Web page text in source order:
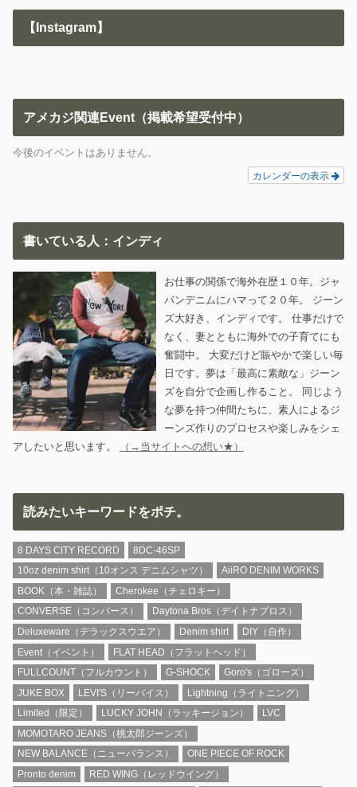
【Instagram】
アメカジ関連Event（掲載希望受付中）
今後のイベントはありません。
カレンダーの表示
書いている人：インディ
お仕事の関係で海外在歴１０年。ジャ
パンデニムにハマって２０年。 ジーン
ズ大好き、インディです。 仕事だけで
なく、妻とともに海外での子育てにも
奮闘中。 大変だけど賑やかで楽しい毎
日です。夢は「最高に素敵な」ジーン
ズを自分で企画し作ること。 同じよう
な夢を持つ仲間たちに、素人によるジ
ーンズ作りのプロセスや楽しみをシェ
アしたいと思います。
（→当サイトへの想い★）
読みたいキーワードをポチ。
8 DAYS CITY RECORD
8DC-46SP
10oz denim shirt（10オンス デニムシャツ）
AiiRO DENIM WORKS
BOOK（本・雑誌）
Cherokee（チェロキー）
CONVERSE（コンバース）
Daytona Bros（デイトナブロス）
Deluxeware（デラックスウエア）
Denim shirt
DIY（自作）
Event（イベント）
FLAT HEAD（フラットヘッド）
FULLCOUNT（フルカウント）
G-SHOCK
Goro's（ゴローズ）
JUKE BOX
LEVI'S（リーバイス）
Lightning（ライトニング）
Limited（限定）
LUCKY JOHN（ラッキージョン）
LVC
MOMOTARO JEANS（桃太郎ジーンズ）
NEW BALANCE（ニューバランス）
ONE PIECE OF ROCK
Pronto denim
RED WING（レッドウイング）